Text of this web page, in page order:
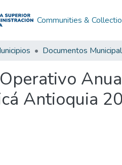
Communities &
Documentos
Antioquia